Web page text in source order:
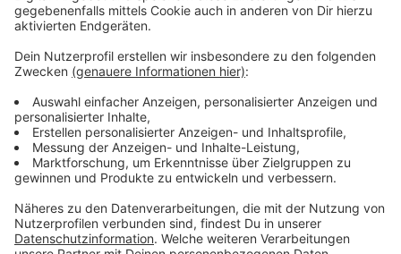
Raelle, Tally und Abigail sind kaum dem Teenageralter
entwachsen. Doch von nun an müssen sie sich als
Rekrutinnen der US-Zauberarmee bösen
Hexenterroristinnen stellen, die in Einkaufszentren